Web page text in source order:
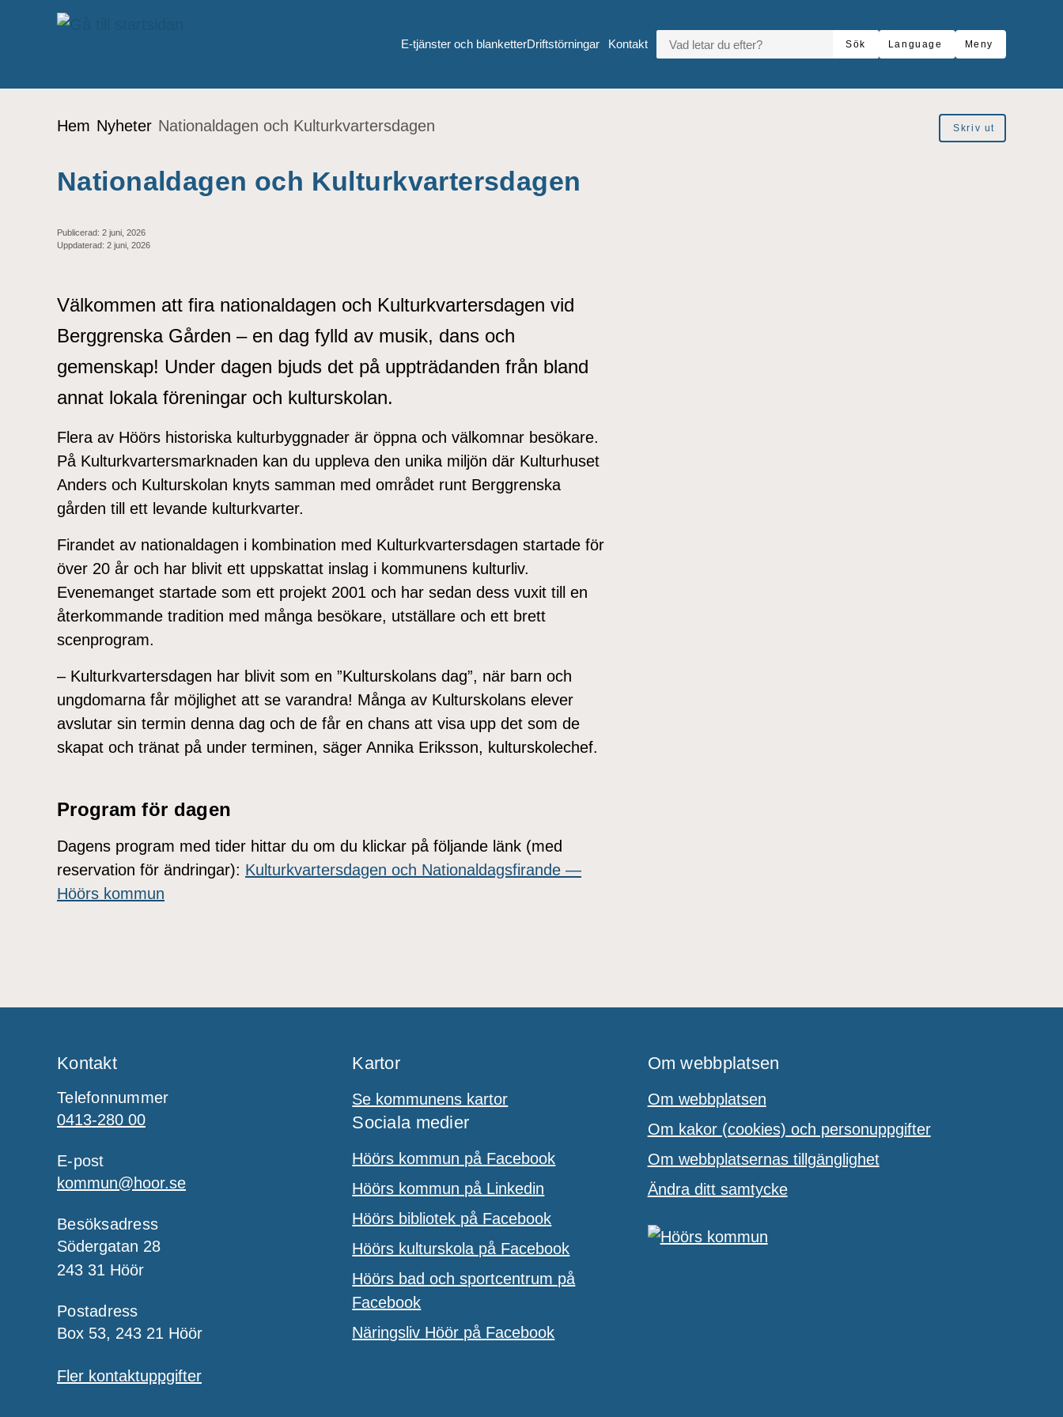
Gå till innehåll
E-tjänster och blanketterDriftstörningar Kontakt
VAD LETAR DU EFTER?
Sök
Language Meny
Du är här:
Hem Nyheter Nationaldagen och Kulturkvartersdagen Skriv ut
Nationaldagen och Kulturkvartersdagen
Publicerad: 2 juni, 2026
Uppdaterad: 2 juni, 2026
Välkommen att fira nationaldagen och Kulturkvartersdagen vid
Berggrenska Gården – en dag fylld av musik, dans och
gemenskap! Under dagen bjuds det på uppträdanden från bland
annat lokala föreningar och kulturskolan.
Flera av Höörs historiska kulturbyggnader är öppna och välkomnar besökare.
På Kulturkvartersmarknaden kan du uppleva den unika miljön där Kulturhuset
Anders och Kulturskolan knyts samman med området runt Berggrenska
gården till ett levande kulturkvarter.
Firandet av nationaldagen i kombination med Kulturkvartersdagen startade för
över 20 år och har blivit ett uppskattat inslag i kommunens kulturliv.
Evenemanget startade som ett projekt 2001 och har sedan dess vuxit till en
återkommande tradition med många besökare, utställare och ett brett
scenprogram.
– Kulturkvartersdagen har blivit som en ”Kulturskolans dag”, när barn och
ungdomarna får möjlighet att se varandra! Många av Kulturskolans elever
avslutar sin termin denna dag och de får en chans att visa upp det som de
skapat och tränat på under terminen, säger Annika Eriksson, kulturskolechef.
Program för dagen
Dagens program med tider hittar du om du klickar på följande länk (med
reservation för ändringar): Kulturkvartersdagen och Nationaldagsfirande —
Höörs kommun
Kontakt
Telefonnummer
0413-280 00
E-post
kommun@hoor.se
Besöksadress
Södergatan 28
243 31 Höör
Postadress
Box 53, 243 21 Höör
Fler kontaktuppgifter
Kartor
Se kommunens kartor
Sociala medier
Höörs kommun på Facebook
Höörs kommun på Linkedin
Höörs bibliotek på Facebook
Höörs kulturskola på Facebook
Höörs bad och sportcentrum på
Facebook
Näringsliv Höör på Facebook
Om webbplatsen
Om webbplatsen
Om kakor (cookies) och personuppgifter
Om webbplatsernas tillgänglighet
Ändra ditt samtycke